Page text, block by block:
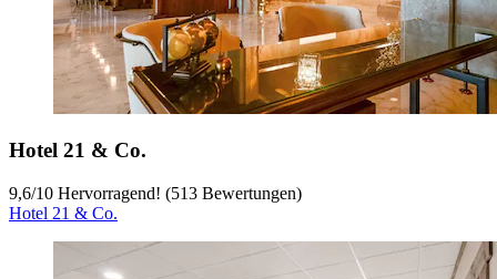
Hotel 21 & Co.
9,6/10 Hervorragend! (513 Bewertungen)
Hotel 21 & Co.